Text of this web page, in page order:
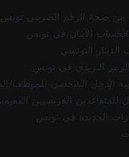
من صحة الرقم الضريبي تونس
الآيبان في تونس
التونسي
البريدي في تونس
الدخل الشخصي للموظف/
للمتقاعدين الفرنسيين
الجديدة في تونس